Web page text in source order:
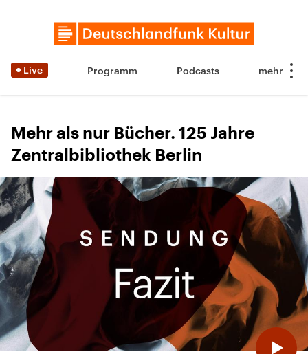
Live Programm Podcasts
Mehr als nur Bücher. 125 Jahre
Zentralbibliothek Berlin